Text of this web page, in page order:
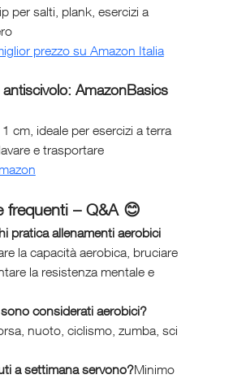
per salti, plank, esercizi a
prezzo su Amazon Italia
AmazonBasics
cm, ideale per esercizi a terra
e trasportare
frequenti – Q&A 😊
pratica allenamenti aerobici
la capacità aerobica, bruciare
la resistenza mentale e
considerati aerobici?
nuoto, ciclismo, zumba, sci
a settimana servono?Minimo